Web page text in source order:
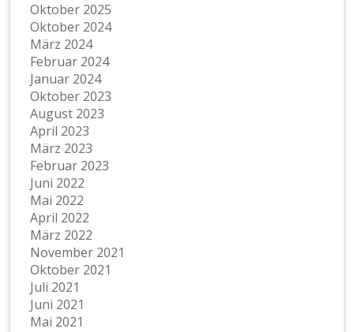
Oktober 2025
Oktober 2024
März 2024
Februar 2024
Januar 2024
Oktober 2023
August 2023
April 2023
März 2023
Februar 2023
Juni 2022
Mai 2022
April 2022
März 2022
November 2021
Oktober 2021
Juli 2021
Juni 2021
Mai 2021